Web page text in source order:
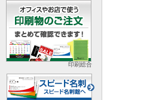
印刷総合